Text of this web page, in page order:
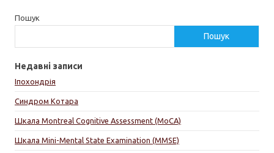
Пошук
Пошук
Недавні записи
Іпохондрія
Синдром Котара
Шкала Montreal Cognitive Assessment (MoCA)
Шкала Mini-Mental State Examination (MMSE)